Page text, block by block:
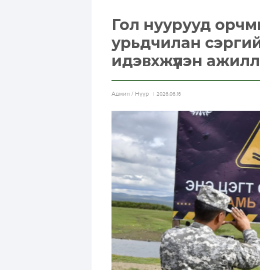
Гол нуурууд
урьдчилан
идэвхжүүлэн
Aдмин / Нүүр 2026.06.16